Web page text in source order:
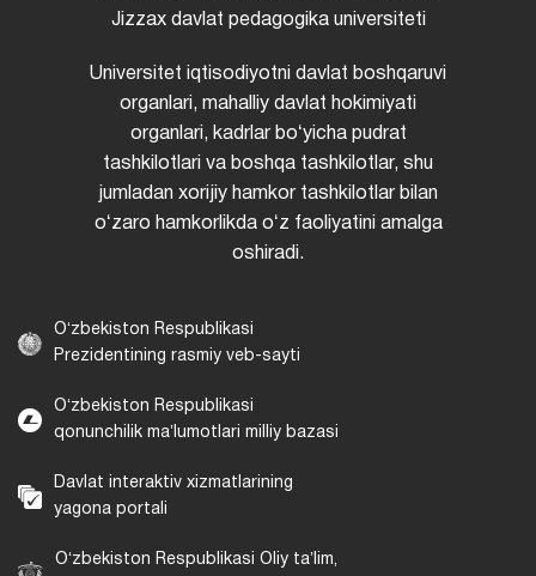
Jizzax davlat pedagogika universiteti
Universitet iqtisodiyotni davlat boshqaruvi
organlari, mahalliy davlat hokimiyati
organlari, kadrlar boʻyicha pudrat
tashkilotlari va boshqa tashkilotlar, shu
jumladan xorijiy hamkor tashkilotlar bilan
oʻzaro hamkorlikda oʻz faoliyatini amalga
oshiradi.
Oʻzbekiston Respublikasi
Prezidentining rasmiy veb-sayti
Oʻzbekiston Respublikasi
qonunchilik maʼlumotlari milliy bazasi
Davlat interaktiv xizmatlarining
yagona portali
Oʻzbekiston Respublikasi Oliy taʼlim,